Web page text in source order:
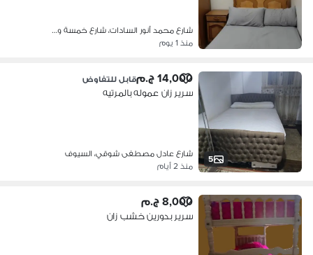
شارع محمد أنور السادات، شارع خمسة و…
منذ 1 يوم
5
14,000 ج.م قابل للتفاوض
سرير زان عموله بالمرتيه
شارع عادل مصطفى شوقي، السيوف
منذ 2 أيام
8,000 ج.م
سرير بدورين خشب زان